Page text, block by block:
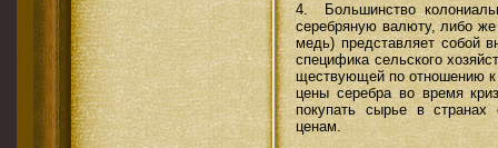
4. Большинство
серебряную валюту, либо
медь) представляет собой
специфика сельского
ществующей по отношению к
цены серебра во время
покупать сырье в
ценам.